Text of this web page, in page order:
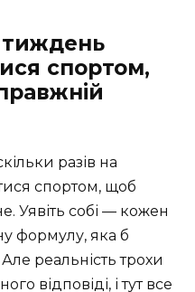
тиждень
спортом,
разів на
спортом, щоб
Уявіть собі — кожен
формулу, яка б
реальність трохи
відповіді, і тут все